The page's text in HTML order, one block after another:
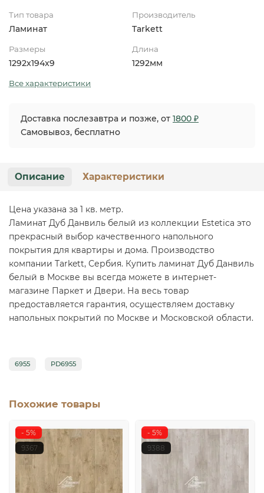
Тип товара
Ламинат
Производитель
Tarkett
Размеры
1292x194x9
Длина
1292мм
Все характеристики
Доставка послезавтра и позже, от 1800 ₽
Самовывоз, бесплатно
Описание Характеристики
Цена указана за 1 кв. метр.
Ламинат Дуб Данвиль белый из коллекции Estetica это
прекрасный выбор качественного напольного
покрытия для квартиры и дома. Производство
компании Tarkett, Сербия. Купить ламинат Дуб Данвиль
белый в Москве вы всегда можете в интернет-
магазине Паркет и Двери. На весь товар
предоставляется гарантия, осуществляем доставку
напольных покрытий по Москве и Московской области.
6955 PD6955
Похожие товары
- 5%
9367
- 5%
9388